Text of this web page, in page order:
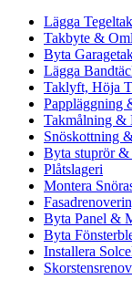
Lägga
Takbyte &
Byta
Lägga
Taklyft, Höja
Pappläggning
Takmålning &
Snöskottning
Byta stuprör
Plåtslageri
Montera
Byta Panel &
Byta
Installera